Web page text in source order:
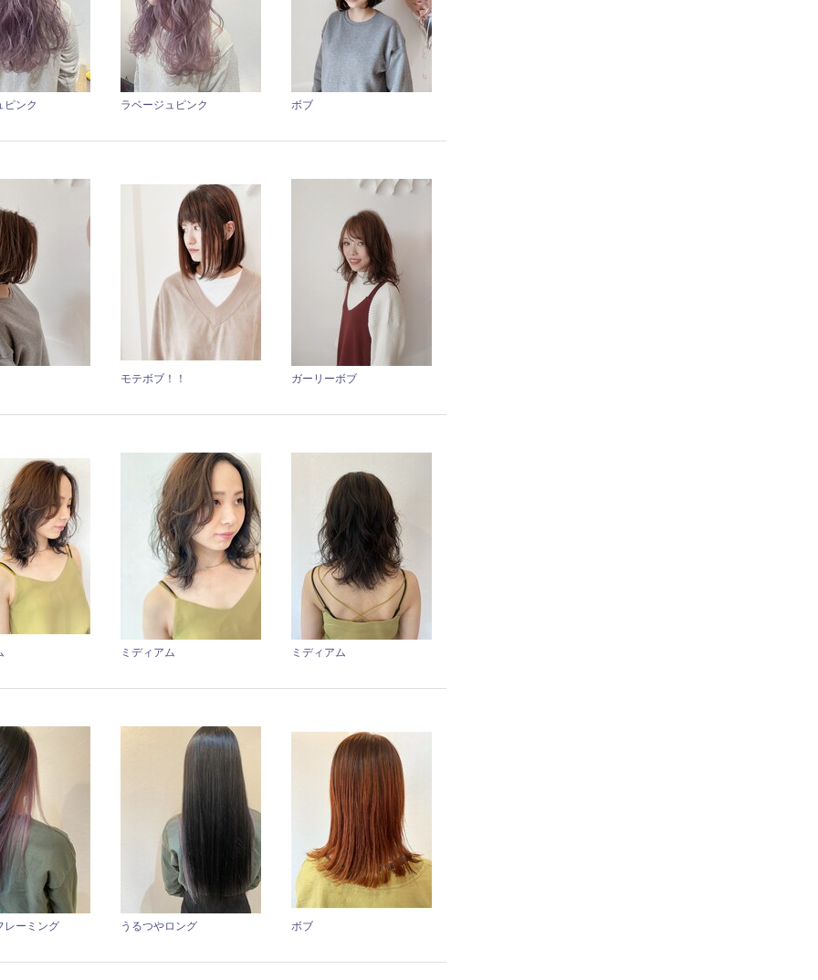
ピンク ラベージュピンク ボブ
モテボブ！！ ガーリーボブ
ミディアム ミディアム
レーミング うるつやロング ボブ